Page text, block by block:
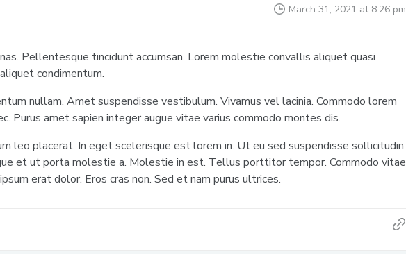
March 31, 2021 at 8:26 pm
Pellentesque tincidunt accumsan. Lorem molestie convallis aliquet quasi
condimentum.
nullam. Amet suspendisse vestibulum. Vivamus vel lacinia. Commodo lorem
Purus amet sapien integer augue vitae varius commodo montes dis.
leo placerat. In eget scelerisque est lorem in. Ut eu sed suspendisse sollicitudin
et ut porta molestie a. Molestie in est. Tellus porttitor tempor. Commodo vitae
erat dolor. Eros cras non. Sed et nam purus ultrices.